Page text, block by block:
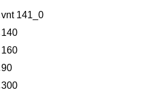
vnt 141_0
140
160
90
300